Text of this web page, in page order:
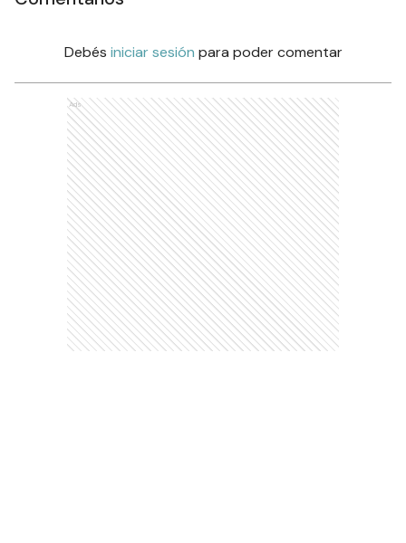
Debés iniciar sesión para poder comentar
Ads